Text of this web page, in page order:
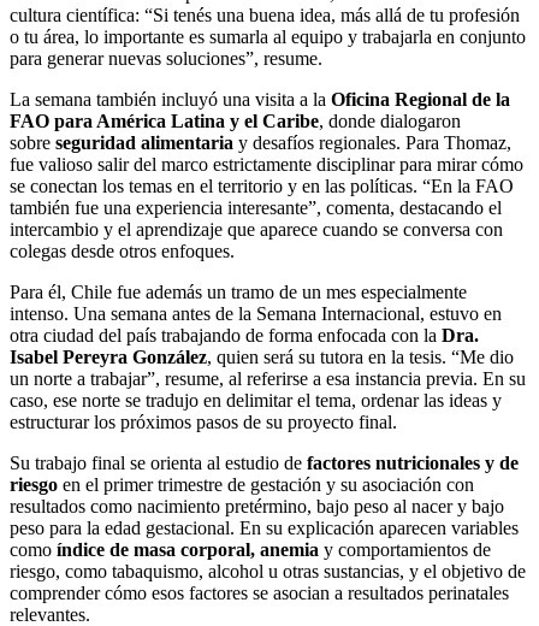
cultura científica: “Si tenés una buena idea, más allá de tu profesión
o tu área, lo importante es sumarla al equipo y trabajarla en conjunto
para generar nuevas soluciones”, resume.
La semana también incluyó una visita a la Oficina Regional de la
FAO para América Latina y el Caribe, donde dialogaron
sobre seguridad alimentaria y desafíos regionales. Para Thomaz,
fue valioso salir del marco estrictamente disciplinar para mirar cómo
se conectan los temas en el territorio y en las políticas. “En la FAO
también fue una experiencia interesante”, comenta, destacando el
intercambio y el aprendizaje que aparece cuando se conversa con
colegas desde otros enfoques.
Para él, Chile fue además un tramo de un mes especialmente
intenso. Una semana antes de la Semana Internacional, estuvo en
otra ciudad del país trabajando de forma enfocada con la Dra.
Isabel Pereyra González, quien será su tutora en la tesis. “Me dio
un norte a trabajar”, resume, al referirse a esa instancia previa. En su
caso, ese norte se tradujo en delimitar el tema, ordenar las ideas y
estructurar los próximos pasos de su proyecto final.
Su trabajo final se orienta al estudio de factores nutricionales y de
riesgo en el primer trimestre de gestación y su asociación con
resultados como nacimiento pretérmino, bajo peso al nacer y bajo
peso para la edad gestacional. En su explicación aparecen variables
como índice de masa corporal, anemia y comportamientos de
riesgo, como tabaquismo, alcohol u otras sustancias, y el objetivo de
comprender cómo esos factores se asocian a resultados perinatales
relevantes.